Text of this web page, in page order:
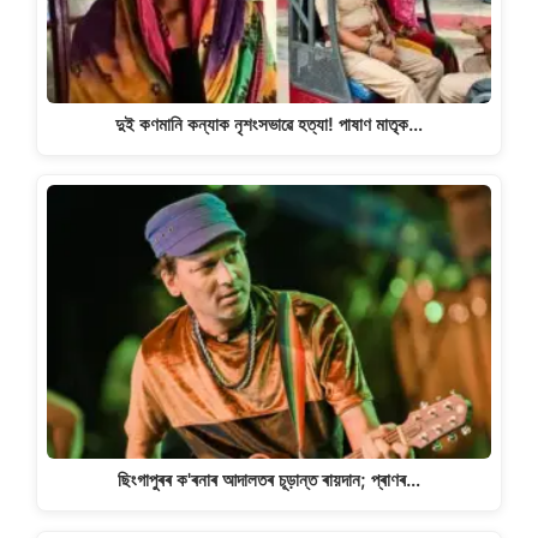
দুই কণমানি কন্যাক নৃশংসভাৱে হত্যা! পাষাণ মাতৃক…
ছিংগাপুৰৰ ক'ৰনাৰ আদালতৰ চূড়ান্ত ৰায়দান; প্ৰাণৰ…